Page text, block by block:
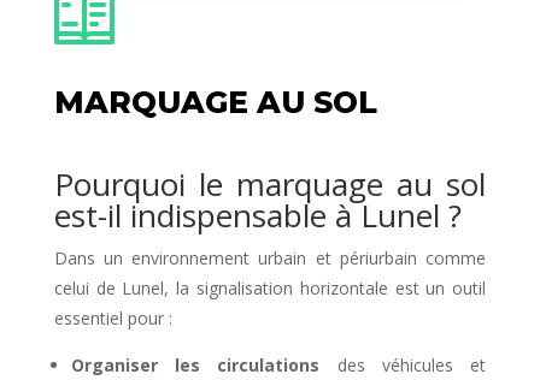
MARQUAGE AU SOL
Pourquoi le marquage au sol
est-il indispensable à Lunel ?
Dans un environnement urbain et périurbain comme
celui de Lunel, la signalisation horizontale est un outil
essentiel pour :
Organiser les circulations des véhicules et